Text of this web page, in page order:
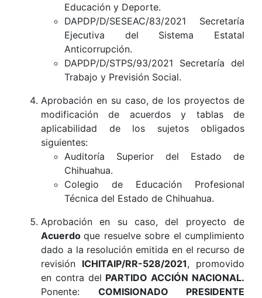
Educación y Deporte.
DAPDP/D/SESEAC/83/2021 Secretaría
Ejecutiva del Sistema Estatal
Anticorrupción.
DAPDP/D/STPS/93/2021 Secretaría del
Trabajo y Previsión Social.
Aprobación en su caso, de los proyectos de
modificación de acuerdos y tablas de
aplicabilidad de los sujetos obligados
siguientes:
Auditoría Superior del Estado de
Chihuahua.
Colegio de Educación Profesional
Técnica del Estado de Chihuahua.
Aprobación en su caso, del proyecto de
Acuerdoque resuelve sobre el cumplimiento
dado a la resolución emitida en el recurso de
revisión ICHITAIP/RR-528/2021, promovido
en contra del PARTIDO ACCIÓN NACIONAL.
Ponente: COMISIONADO PRESIDENTE